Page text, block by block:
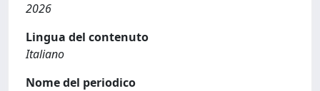
2026
Lingua del contenuto
Italiano
Nome del periodico